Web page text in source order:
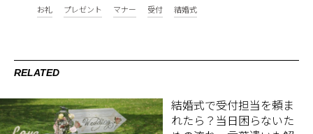
お礼 プレゼント マナー 受付 結婚式
RELATED
結婚式で受付担当を頼ま
れたら？当日困らないた